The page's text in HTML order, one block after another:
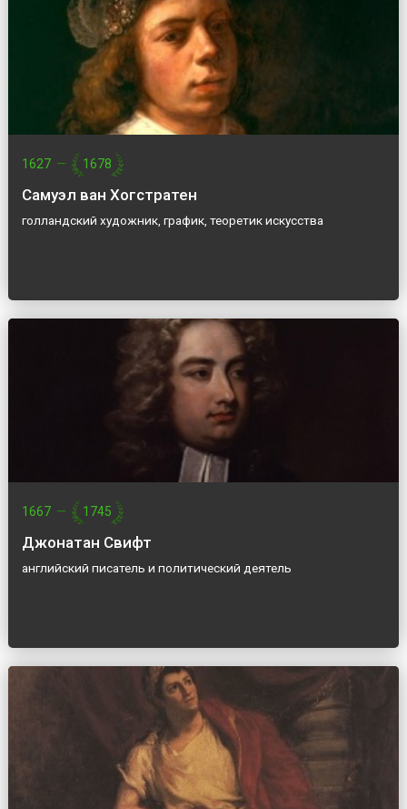
1627 — 1678
Самуэл ван Хогстратен
голландский художник, график, теоретик искусства
1667 — 1745
Джонатан Свифт
английский писатель и политический деятель